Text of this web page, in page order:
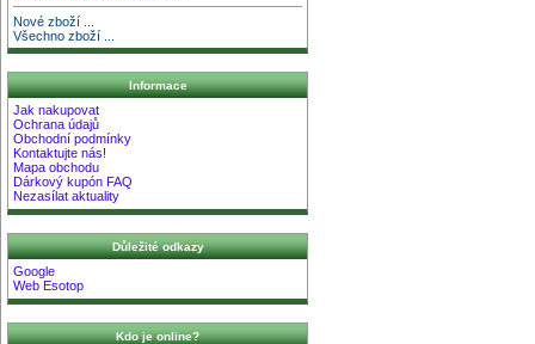
Nové zboží ...
Všechno zboží ...
Informace
Jak nakupovat
Ochrana údajů
Obchodní podmínky
Kontaktujte nás!
Mapa obchodu
Dárkový kupón FAQ
Nezasílat aktuality
Důležité odkazy
Google
Web Esotop
Kdo je online?